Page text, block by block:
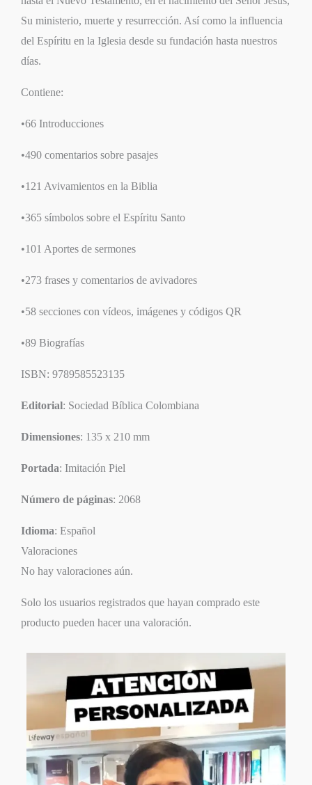
Su ministerio, muerte y resurrección. Así como la influencia
del Espíritu en la Iglesia desde su fundación hasta nuestros
días.
Contiene:
•66 Introducciones
•490 comentarios sobre pasajes
•121 Avivamientos en la Biblia
•365 símbolos sobre el Espíritu Santo
•101 Aportes de sermones
•273 frases y comentarios de avivadores
•58 secciones con vídeos, imágenes y códigos QR
•89 Biografías
ISBN: 9789585523135
Editorial: Sociedad Bíblica Colombiana
Dimensiones: 135 x 210 mm
Portada: Imitación Piel
Número de páginas: 2068
Idioma: Español
Valoraciones
No hay valoraciones aún.
Solo los usuarios registrados que hayan comprado este
producto pueden hacer una valoración.